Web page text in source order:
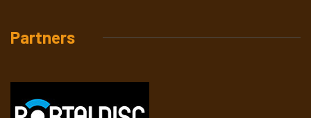
Partners